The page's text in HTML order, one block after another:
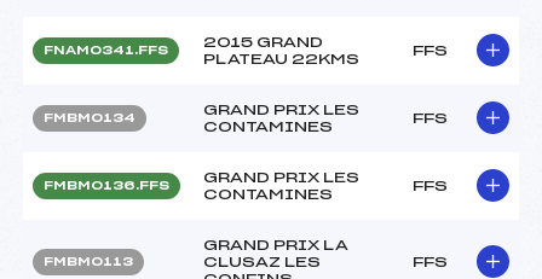
FNAM0341.FFS
2015 GRAND
PLATEAU 22KMS
FFS
FMBM0134
GRAND PRIX LES
CONTAMINES
FFS
FMBM0136.FFS
GRAND PRIX LES
CONTAMINES
FFS
FMBM0113
GRAND PRIX LA
CLUSAZ LES
FFS